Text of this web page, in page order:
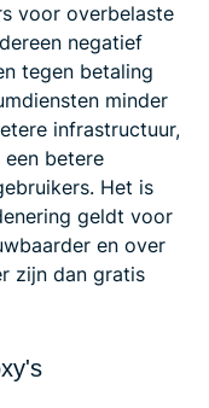
voor overbelaste
negatief
tegen betaling
minder
infrastructuur,
betere
Het is
geldt voor
en over
zijn dan gratis